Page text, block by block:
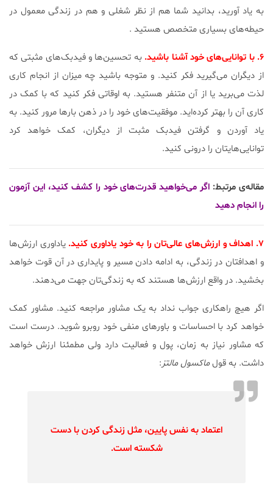
به یاد آورید، بدانید شما هم از نظر شغلی و هم در زندگی معمول در
حیطه‌های بسیاری متخصص هستید .
۶. با توانایی‌های خود آشنا باشید.
به تحسین‌ها و فیدبک‌های مثبتی که
از دیگران می‌گیرید فکر کنید. و متوجه باشید چه میزان از انجام کاری
لذت می‌برید یا از آن متنفر هستید. به اوقاتی فکر کنید که با کمک در
کاری آن را بهتر کرده‌اید. موفقیت‌های خود را در ذهن بارها مرور کنید. به
یاد آوردن و گرفتن فیدبک مثبت از دیگران، کمک خواهد کرد
توانایی‌هایتان را درونی کنید.
مقاله‌ی مرتبط: اگر می‌خواهید قدرت‌های خود را کشف کنید، این آزمون
را انجام دهید
۷. اهداف و ارزش‌های عالی‌تان را به خود یاداوری کنید.
یاداوری ارزش‌ها
و اهدافتان در زندگی، به ادامه دادن مسیر و پایداری در آن قوت خواهد
بخشید. در واقع ارزش‌ها هستند که به زندگی‌تان جهت می‌دهند.
اگر هیچ راهکاری جواب نداد به یک مشاور مراجعه کنید. مشاور کمک
خواهد کرد با احساسات و باورهای منفی خود روبرو شوید. درست است
که مشاور نیاز به زمان، پول و فعالیت دارد ولی مطمئنا ارزش خواهد
داشت. به قولماکسول مالتز:
اعتماد به نفس پایین، مثل زندگی کردن با دست
شکسته است.